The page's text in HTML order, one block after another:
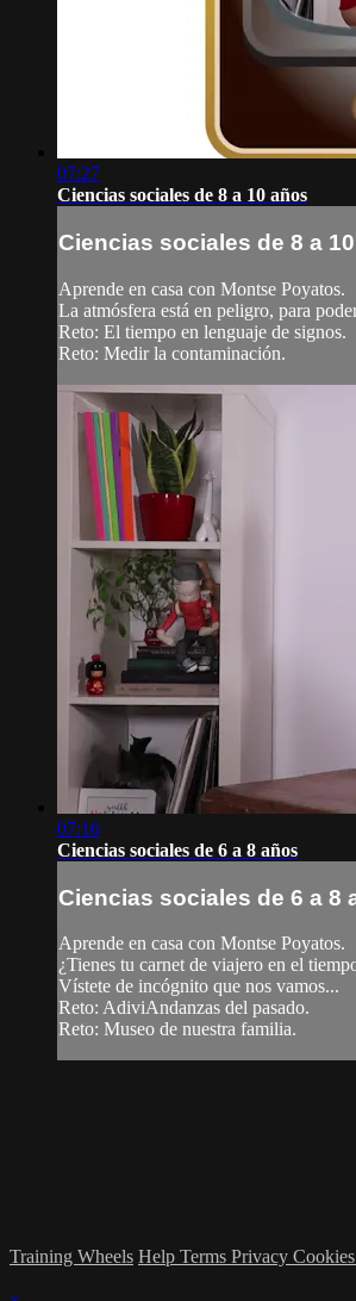
07:27
Ciencias sociales de 8 a 10 años
Ciencias sociales de 8 a
Aprende en casa con Montse Poyatos.
La atmósfera está en peligro, para
Reto: El tiempo en lenguaje de signos.
Reto: Medir la contaminación.
07:16
Ciencias sociales de 6 a 8 años
Ciencias sociales de 6 a 8
Aprende en casa con Montse Poyatos.
¿Tienes tu carnet de viajero en el
Vístete de incógnito que nos vamos...
Reto: AdiviAndanzas del pasado.
Reto: Museo de nuestra familia.
Training Wheels Help Terms Privacy Cookies